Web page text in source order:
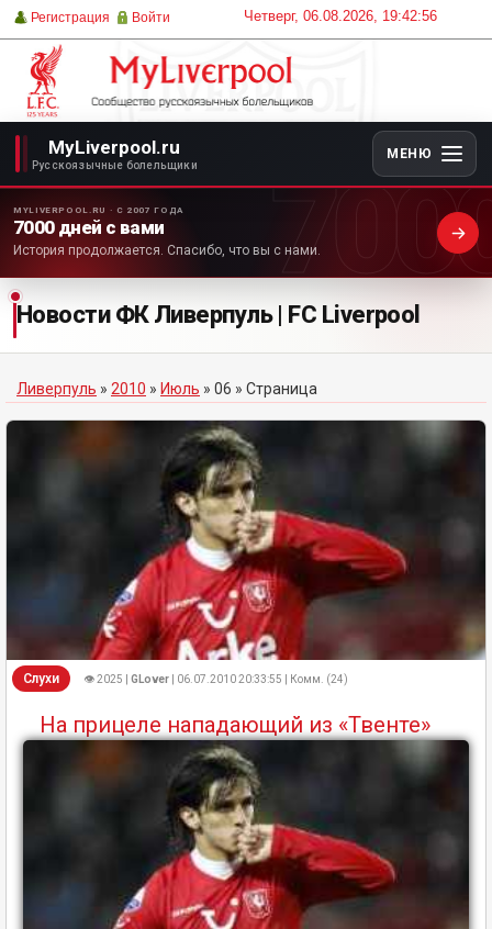
Четверг, 06.08.2026, 19:42:56
Регистрация Войти
MyLiverpool.ru
Русскоязычные болельщики
МЕНЮ
MYLIVERPOOL.RU · С 2007 ГОДА
7000 дней с вами
История продолжается. Спасибо, что вы с нами.
Новости ФК Ливерпуль | FC Liverpool
Ливерпуль » 2010 » Июль » 06 » Страница
Слухи 👁 2025 | GLover | 06.07.2010 20:33:55 | Комм. (24)
На прицеле нападающий из «Твенте»